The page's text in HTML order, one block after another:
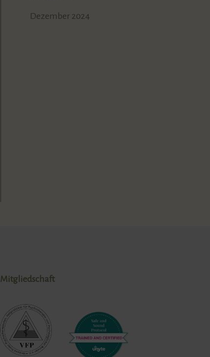
Dezember 2024
Mitgliedschaft